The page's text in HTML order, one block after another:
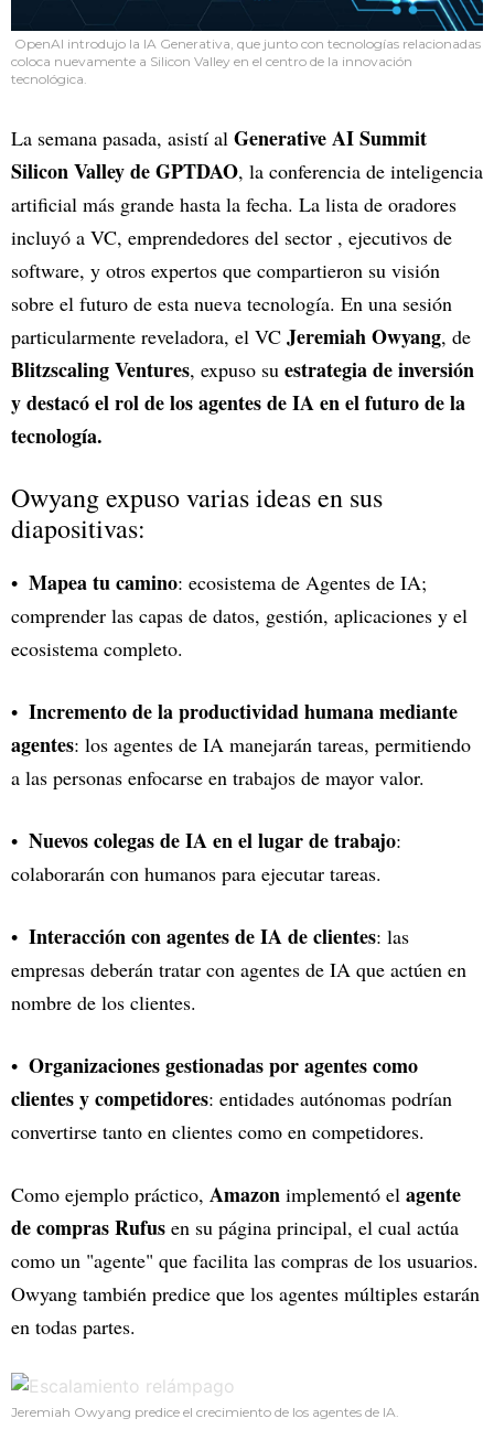
OpenAI introdujo la IA Generativa, que junto con tecnologías relacionadas
coloca nuevamente a Silicon Valley en el centro de la innovación
tecnológica.
La semana pasada, asistí al Generative AI Summit
Silicon Valley de GPTDAO, la conferencia de inteligencia
artificial más grande hasta la fecha. La lista de oradores
incluyó a VC, emprendedores del sector , ejecutivos de
software, y otros expertos que compartieron su visión
sobre el futuro de esta nueva tecnología. En una sesión
particularmente reveladora, el VC Jeremiah Owyang, de
Blitzscaling Ventures, expuso su estrategia de inversión
y destacó el rol de los agentes de IA en el futuro de la
tecnología.
Owyang expuso varias ideas en sus
diapositivas:
Mapea tu camino: ecosistema de Agentes de IA;
comprender las capas de datos, gestión, aplicaciones y el
ecosistema completo.
Incremento de la productividad humana mediante
agentes: los agentes de IA manejarán tareas, permitiendo
a las personas enfocarse en trabajos de mayor valor.
Nuevos colegas de IA en el lugar de trabajo:
colaborarán con humanos para ejecutar tareas.
Interacción con agentes de IA de clientes: las
empresas deberán tratar con agentes de IA que actúen en
nombre de los clientes.
Organizaciones gestionadas por agentes como
clientes y competidores: entidades autónomas podrían
convertirse tanto en clientes como en competidores.
Como ejemplo práctico, Amazon implementó el agente
de compras Rufus en su página principal, el cual actúa
como un "agente" que facilita las compras de los usuarios.
Owyang también predice que los agentes múltiples estarán
en todas partes.
Jeremiah Owyang predice el crecimiento de los agentes de IA.